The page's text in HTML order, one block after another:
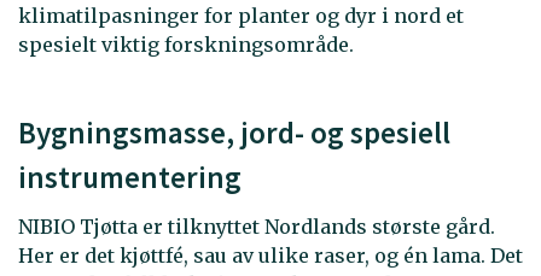
klimatilpasninger for planter og dyr i nord et
spesielt viktig forskningsområde.
Bygningsmasse, jord- og spesiell
instrumentering
NIBIO Tjøtta er tilknyttet Nordlands største gård.
Her er det kjøttfé, sau av ulike raser, og én lama. Det